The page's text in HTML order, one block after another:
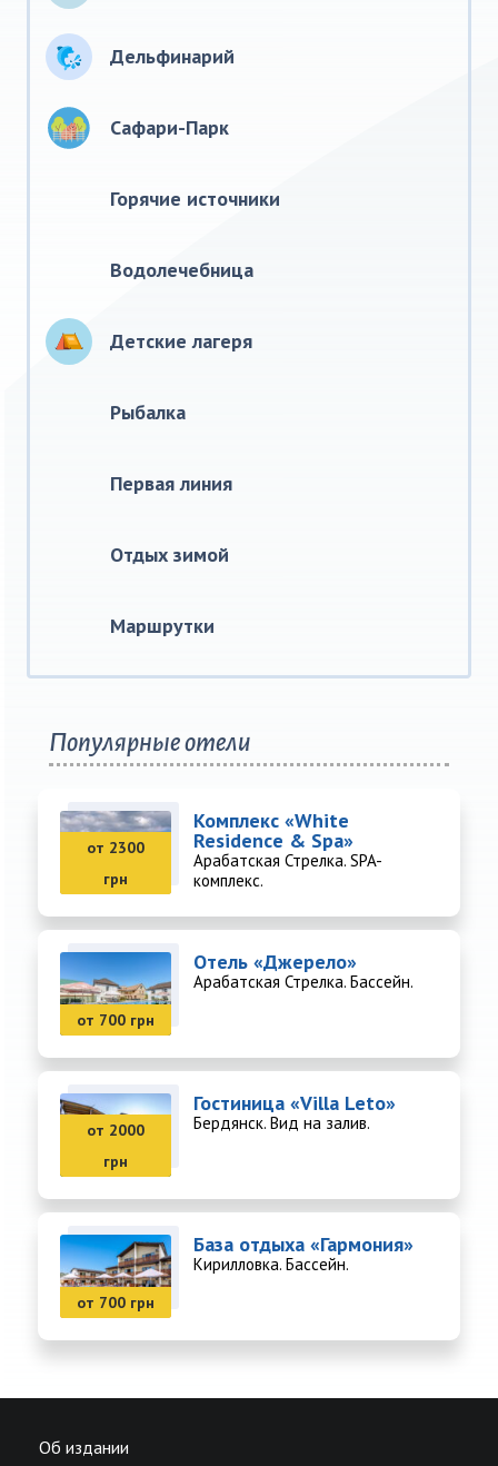
Дельфинарий
Сафари-Парк
Горячие источники
Водолечебница
Детские лагеря
Рыбалка
Первая линия
Отдых зимой
Маршрутки
Популярные отели
от 2300
грн
Комплекс «White
Residence & Spa»
Арабатская Стрелка. SPA-
комплекс.
от 700 грн
Отель «Джерело»
Арабатская Стрелка. Бассейн.
от 2000
грн
Гостиница «Villa Leto»
Бердянск. Вид на залив.
от 700 грн
База отдыха «Гармония»
Кирилловка. Бассейн.
Об издании